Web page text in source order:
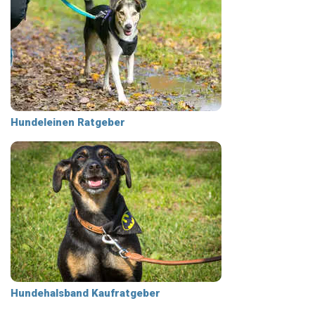
Hundeleinen Ratgeber
Hundehalsband Kaufratgeber